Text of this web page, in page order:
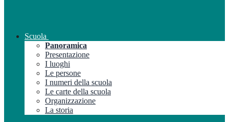
Scuola
Panoramica
Presentazione
I luoghi
Le persone
I numeri della scuola
Le carte della scuola
Organizzazione
La storia